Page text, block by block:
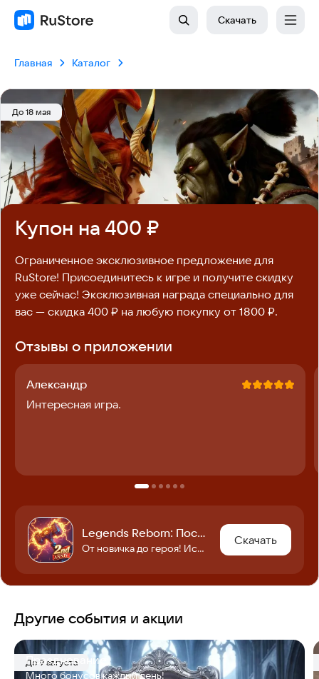
Скачать
Главная Каталог
До 18 мая
Купон на 400 ₽
Ограниченное эксклюзивное предложение для
RuStore! Присоединитесь к игре и получите скидку
уже сейчас! Эксклюзивная награда специально для
вас — скидка 400 ₽ на любую покупку от 1800 ₽.
Отзывы о приложении
Александр
Интересная игра.
Legends Reborn: Последний бой
От новичка до героя! Исследуй мир, улучшай героев, побеждай боссов с союзниками!
Скачать
Другие события и акции
До 9 августа
Празднование
Много бонусов каждый день!